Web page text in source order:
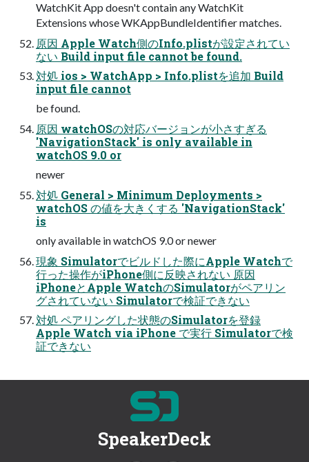
WatchKit App doesn't contain any WatchKit
Extensions whose WKAppBundleIdentifier matches.
原因 Apple Watch側のInfo.plistが設定されてい
ない Build input file cannot be found.
対処 ios > WatchApp > Info.plistを追加 Build
input file cannot
be found.
原因 watchOSの対応バージョンが小さすぎる
'NavigationStack' is only available in
watchOS 9.0 or
newer
対処 General > Minimum Deployments >
watchOS の値を大きくする 'NavigationStack'
is
only available in watchOS 9.0 or newer
現象 Simulatorでビルドした際にApple Watchで
行った操作がiPhone側に反映されない 原因
iPhoneとApple WatchのSimulatorがペアリン
グされていない Simulatorで検証できない
対処 ペアリングした状態のSimulatorを登録
Apple Watch via iPhone で実行 Simulatorで検
証できない
SpeakerDeck